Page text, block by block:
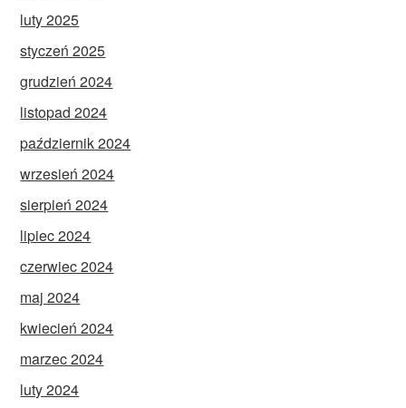
luty 2025
styczeń 2025
grudzień 2024
listopad 2024
październik 2024
wrzesień 2024
sierpień 2024
lipiec 2024
czerwiec 2024
maj 2024
kwiecień 2024
marzec 2024
luty 2024